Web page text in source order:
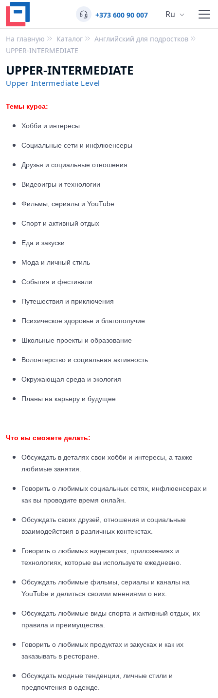
+373 600 90 007 Ru
На главную Каталог
Английский для подростков
UPPER-INTERMEDIATE
UPPER-INTERMEDIATE
Upper Intermediate Level
Темы курса:
Хобби и интересы
Социальные сети и инфлюенсеры
Друзья и социальные отношения
Видеоигры и технологии
Фильмы, сериалы и YouTube
Спорт и активный отдых
Еда и закуски
Мода и личный стиль
События и фестивали
Путешествия и приключения
Психическое здоровье и благополучие
Школьные проекты и образование
Волонтерство и социальная активность
Окружающая среда и экология
Планы на карьеру и будущее
Что вы сможете делать:
Обсуждать в деталях свои хобби и интересы, а также
любимые занятия.
Говорить о любимых социальных сетях, инфлюенсерах и
как вы проводите время онлайн.
Обсуждать своих друзей, отношения и социальные
взаимодействия в различных контекстах.
Говорить о любимых видеоиграх, приложениях и
технологиях, которые вы используете ежедневно.
Обсуждать любимые фильмы, сериалы и каналы на
YouTube и делиться своими мнениями о них.
Обсуждать любимые виды спорта и активный отдых, их
правила и преимущества.
Говорить о любимых продуктах и закусках и как их
заказывать в ресторане.
Обсуждать модные тенденции, личные стили и
предпочтения в одежде.